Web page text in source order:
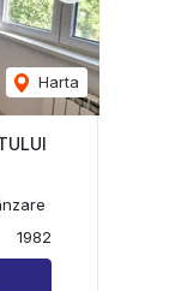
Harta
1982